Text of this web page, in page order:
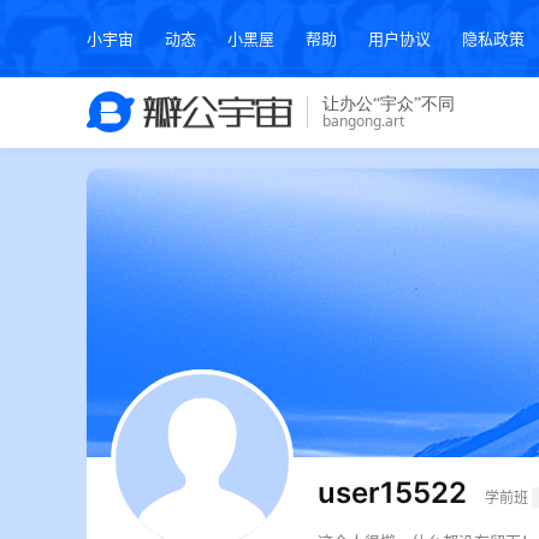
小宇宙 动态 小黑屋 帮助 用户协议 隐私政策
user15522 学前班